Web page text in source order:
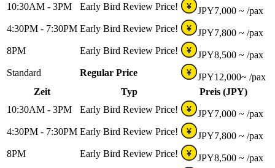
10:30AM - 3PM
Early Bird Review Price! ¥ JPY7,000 ~ /pax
4:30PM - 7:30PM Early Bird Review Price! ¥ JPY7,800 ~ /pax
8PM
Early Bird Review Price! ¥ JPY8,500 ~ /pax
Standard
Regular Price ¥ JPY12,000~ /pax
Zeit
Typ
Preis (JPY)
10:30AM - 3PM
Early Bird Review Price! ¥ JPY7,000 ~ /pax
4:30PM - 7:30PM Early Bird Review Price! ¥ JPY7,800 ~ /pax
8PM
Early Bird Review Price! ¥ JPY8,500 ~ /pax